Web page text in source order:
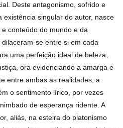
Deste antagonismo, sofrido e
singular do autor, nasce
conteúdo do mundo e da
se entre si em cada
uma perfeição ideal de beleza,
ora evidenciando a amarga e
entre ambas as realidades, a
o sentimento lírico, por vezes
de esperança ridente. A
aliás, na esteira do platonismo